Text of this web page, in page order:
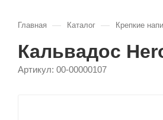
Главная — Каталог — Крепкие
Кальвадос
Артикул: 00-00000107